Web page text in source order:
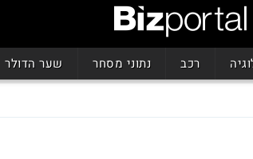
רכב נתוני מסחר שער הדולר